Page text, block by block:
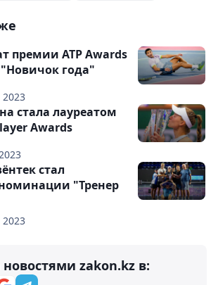
2023
премии ATP Awards
года"
стала лауреатом
Awards
2023
стал
"Тренер
zakon.kz в: